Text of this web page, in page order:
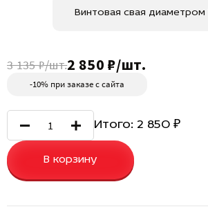
3 135 ₽/шт.2 850 ₽/шт.
-10% при заказе с сайта
Итого: 2 850 ₽
В корзину
Винтовая свая диаметром